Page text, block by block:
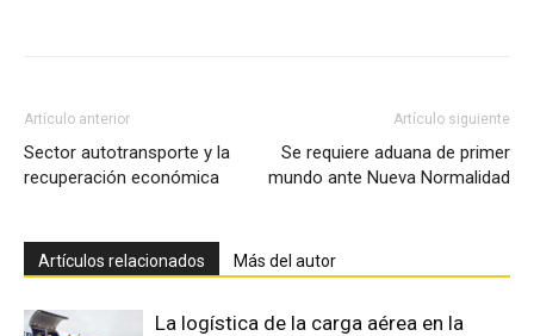
Artículo anterior
Sector autotransporte y la
recuperación económica
Artículo siguiente
Se requiere aduana de primer
mundo ante Nueva Normalidad
Artículos relacionados Más del autor
La logística de la carga aérea en la